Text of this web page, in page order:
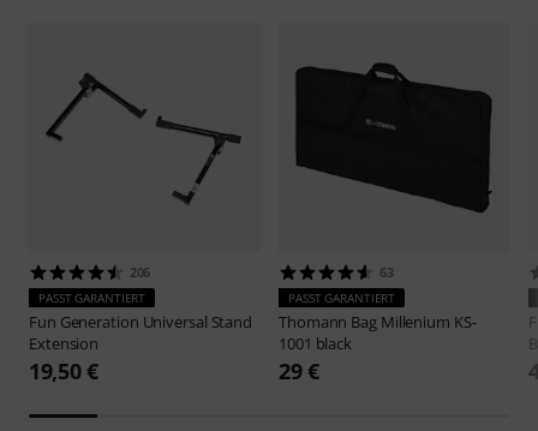
206
PASST GARANTIERT
Fun Generation Universal Stand
Extension
19,50 €
63
PASST GARANTIERT
Thomann Bag Millenium KS-
1001 black
29 €